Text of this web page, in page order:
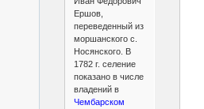
Ершов,
переведенный из
моршанского с.
Носянского. В
1782 г. селение
показано в числе
владений в
Чембарском